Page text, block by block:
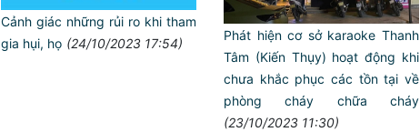
Cảnh giác những rủi ro khi tham
gia hụi, họ (24/10/2023 17:54)
Phát hiện cơ sở karaoke Thanh
Tâm (Kiến Thụy) hoạt động khi
chưa khắc phục các tồn tại về
phòng cháy chữa cháy
(23/10/2023 11:30)